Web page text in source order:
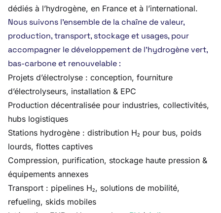
dédiés à l’hydrogène, en France et à l’international.
Nous suivons l’ensemble de la chaîne de valeur,
production, transport, stockage et usages, pour
accompagner le développement de l’hydrogène vert,
bas-carbone et renouvelable :
Projets d’électrolyse : conception, fourniture
d’électrolyseurs, installation & EPC
Production décentralisée pour industries, collectivités,
hubs logistiques
Stations hydrogène : distribution H₂ pour bus, poids
lourds, flottes captives
Compression, purification, stockage haute pression &
équipements annexes
Transport : pipelines H₂, solutions de mobilité,
refueling, skids mobiles